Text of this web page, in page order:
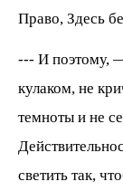
Право, Здесь
--- И поэтому,
кулаком, не
темноты и не
светить так,